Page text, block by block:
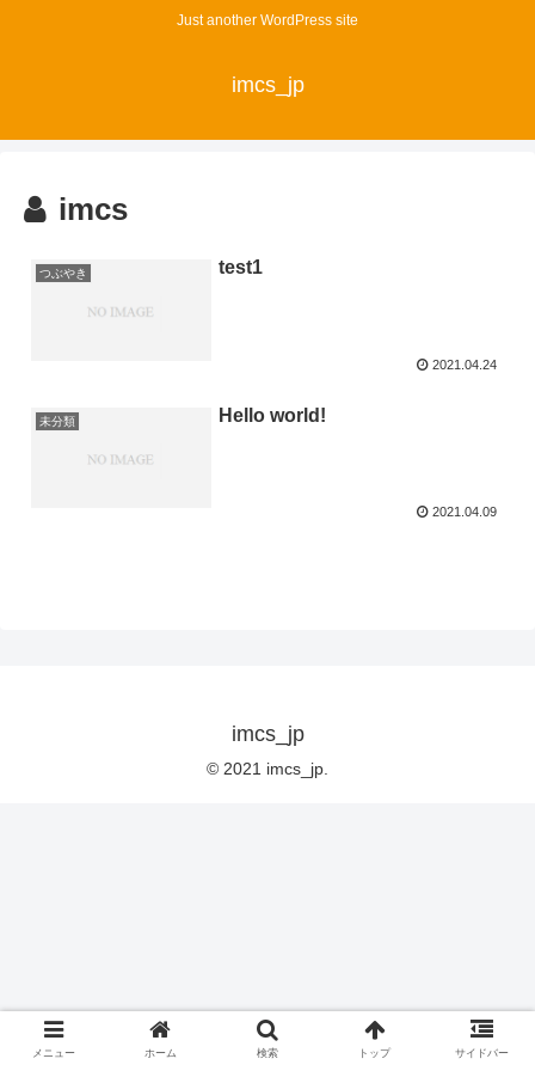
Just another WordPress site
imcs_jp
imcs
つぶやき test1
2021.04.24
未分類 Hello world!
2021.04.09
imcs_jp
© 2021 imcs_jp.
メニュー ホーム 検索 トップ サイドバー